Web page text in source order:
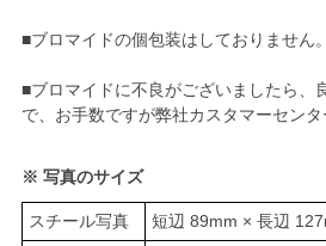
■ブロマイドの個包装はしておりません。
■ブロマイドに不良がございましたら、
で、お手数ですが弊社カスタマーセンタ
※ 写真のサイズ
スチール写真 短辺 89mm × 長辺